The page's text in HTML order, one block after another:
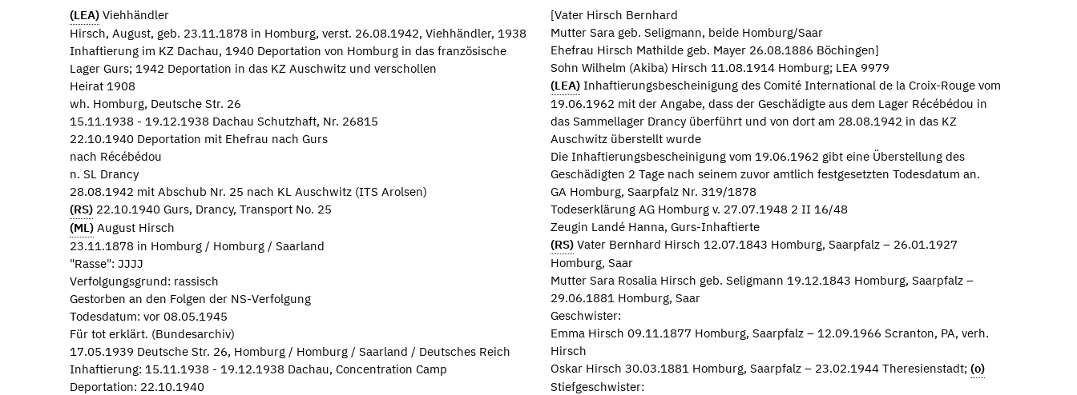
(LEA) Viehhändler
Hirsch, August, geb. 23.11.1878 in Homburg, verst. 26.08.1942, Viehhändler, 1938
Inhaftierung im KZ Dachau, 1940 Deportation von Homburg in das französische
Lager Gurs; 1942 Deportation in das KZ Auschwitz und verschollen
Heirat 1908
wh. Homburg, Deutsche Str. 26
15.11.1938 - 19.12.1938 Dachau Schutzhaft, Nr. 26815
22.10.1940 Deportation mit Ehefrau nach Gurs
nach Récébédou
n. SL Drancy
28.08.1942 mit Abschub Nr. 25 nach KL Auschwitz (ITS Arolsen)
(RS) 22.10.1940 Gurs, Drancy, Transport No. 25
(ML) August Hirsch
23.11.1878 in Homburg / Homburg / Saarland
"Rasse": JJJJ
Verfolgungsgrund: rassisch
Gestorben an den Folgen der NS-Verfolgung
Todesdatum: vor 08.05.1945
Für tot erklärt. (Bundesarchiv)
17.05.1939 Deutsche Str. 26, Homburg / Homburg / Saarland / Deutsches Reich
Inhaftierung: 15.11.1938 - 19.12.1938 Dachau, Concentration Camp
Deportation: 22.10.1940
[Vater Hirsch Bernhard
Mutter Sara geb. Seligmann, beide Homburg/Saar
Ehefrau Hirsch Mathilde geb. Mayer 26.08.1886 Böchingen]
Sohn Wilhelm (Akiba) Hirsch 11.08.1914 Homburg; LEA 9979
(LEA) Inhaftierungsbescheinigung des Comité International de la Croix-Rouge vom
19.06.1962 mit der Angabe, dass der Geschädigte aus dem Lager Récébédou in
das Sammellager Drancy überführt und von dort am 28.08.1942 in das KZ
Auschwitz überstellt wurde
Die Inhaftierungsbescheinigung vom 19.06.1962 gibt eine Überstellung des
Geschädigten 2 Tage nach seinem zuvor amtlich festgesetzten Todesdatum an.
GA Homburg, Saarpfalz Nr. 319/1878
Todeserklärung AG Homburg v. 27.07.1948 2 II 16/48
Zeugin Landé Hanna, Gurs-Inhaftierte
(RS) Vater Bernhard Hirsch 12.07.1843 Homburg, Saarpfalz – 26.01.1927
Homburg, Saar
Mutter Sara Rosalia Hirsch geb. Seligmann 19.12.1843 Homburg, Saarpfalz –
29.06.1881 Homburg, Saar
Geschwister:
Emma Hirsch 09.11.1877 Homburg, Saarpfalz – 12.09.1966 Scranton, PA, verh.
Hirsch
Oskar Hirsch 30.03.1881 Homburg, Saarpfalz – 23.02.1944 Theresienstadt; (o)
Stiefgeschwister: